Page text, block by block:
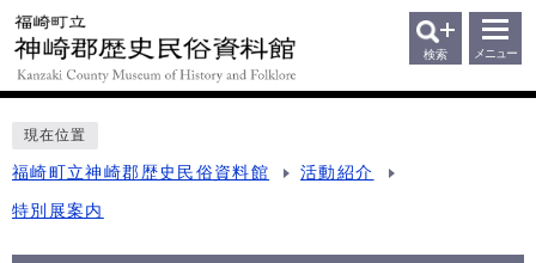
検索 メニュー
現在位置
福崎町立神崎郡歴史民俗資料館 活動紹介
特別展案内